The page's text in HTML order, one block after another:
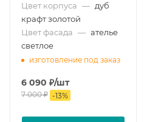
Цвет корпуса — дуб
крафт золотой
Цвет фасада — ателье
светлое
изготовление под заказ
6 090 ₽/шт
7 000₽ -13%